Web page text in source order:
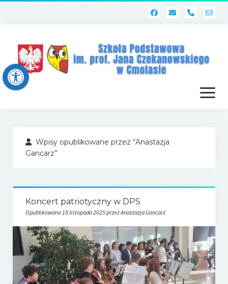
Open toolbar
phone
otwórz
menu
Dziennik elektroniczny (Librus)
Poczta szkolna
Dziennik elektroniczny
e-Rada
Logowanie
Wpisy opublikowane przez “Anastazja
Gancarz”
Koncert patriotyczny w DPS
Opublikowano 18 listopada 2025 przez Anastazja Gancarz